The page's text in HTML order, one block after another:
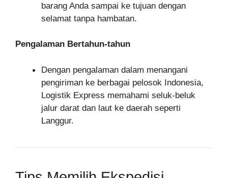
barang Anda sampai ke tujuan dengan
selamat tanpa hambatan.
Pengalaman Bertahun-tahun
Dengan pengalaman dalam menangani
pengiriman ke berbagai pelosok Indonesia,
Logistik Express memahami seluk-beluk
jalur darat dan laut ke daerah seperti
Langgur.